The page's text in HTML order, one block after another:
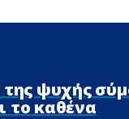
της ψυχής
το καθένα